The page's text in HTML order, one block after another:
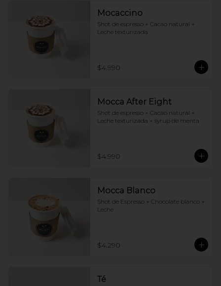
Mocaccino
Shot de espresso + Cacao natural +
Leche texturizada
$4.990
Mocca After Eight
Shot de espresso + Cacao natural +
Leche texturizada + syrup de menta
$4.990
Mocca Blanco
Shot de Espresso + Chocolate blanco +
Leche
$4.290
Té